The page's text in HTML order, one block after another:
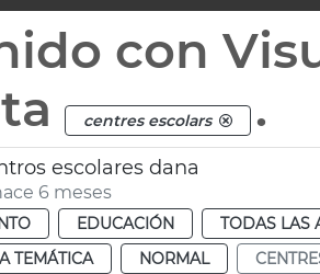
con
centres escolars .
escolares dana
6 meses
EDUCACIÓN TODAS LAS
TEMÁTICA
NORMAL